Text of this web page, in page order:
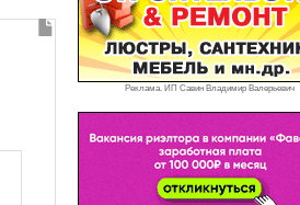
Реклама. ИП Савин Владимир Валерьевич